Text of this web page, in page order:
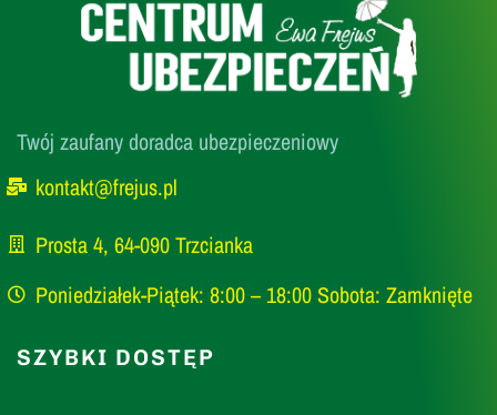
Twój zaufany doradca ubezpieczeniowy
kontakt@frejus.pl
Prosta 4, 64-090 Trzcianka
Poniedziałek-Piątek: 8:00 – 18:00 Sobota: Zamknięte
SZYBKI DOSTĘP